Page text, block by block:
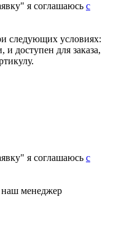
я соглашаюсь с
следующих условиях:
и доступен для заказа,
я соглашаюсь с
наш менеджер